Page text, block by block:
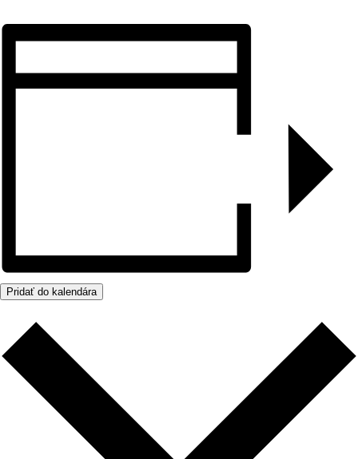
Pridať do kalendára